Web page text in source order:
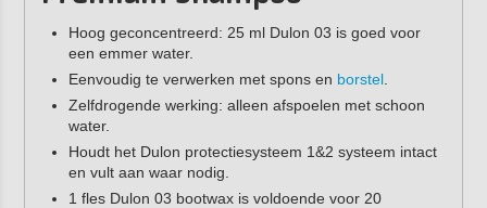
Hoog geconcentreerd: 25 ml Dulon 03 is goed voor
een emmer water.
Eenvoudig te verwerken met spons en borstel.
Zelfdrogende werking: alleen afspoelen met schoon
water.
Houdt het Dulon protectiesysteem 1&2 systeem intact
en vult aan waar nodig.
1 fles Dulon 03 bootwax is voldoende voor 20